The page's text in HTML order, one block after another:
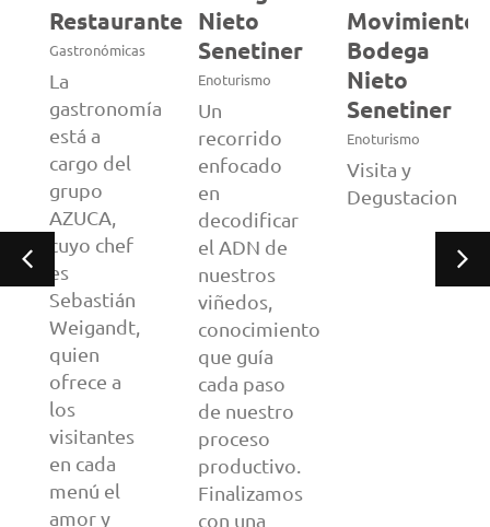
Restaurante
Gastronómicas
La
gastronomía
está a
cargo del
grupo
AZUCA,
cuyo chef
es
Sebastián
Weigandt,
quien
ofrece a
los
visitantes
en cada
menú el
amor y
Nieto
Senetiner
Enoturismo
Un
recorrido
enfocado
en
decodificar
el ADN de
nuestros
viñedos,
conocimiento
que guía
cada paso
de nuestro
proceso
productivo.
Finalizamos
con una
Movimiento
Bodega
Nieto
Senetiner
Enoturismo
Visita y
Degustacion